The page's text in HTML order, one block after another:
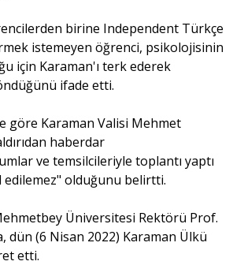
birine Independent Türkçe
istemeyen öğrenci, psikolojisinin
için Karaman'ı terk ederek
ifade etti.
göre Karaman Valisi Mehmet
haberdar
ve temsilcileriyle toplantı yaptı
edilemez" olduğunu belirtti.
Üniversitesi Rektörü Prof.
dün (6 Nisan 2022) Karaman Ülkü
etti.